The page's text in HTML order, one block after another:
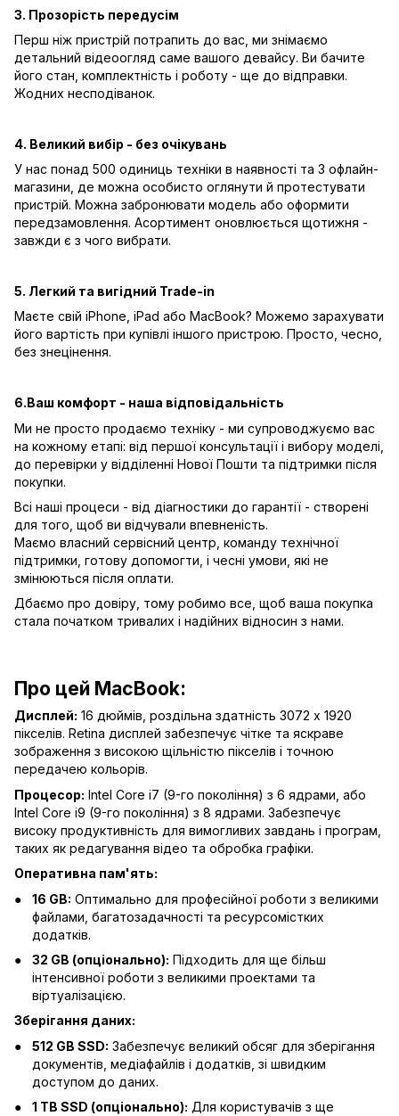
3. Прозорість передусім
Перш ніж пристрій потрапить до вас, ми знімаємо
детальний відеоогляд саме вашого девайсу. Ви бачите
його стан, комплектність і роботу - ще до відправки.
Жодних несподіванок.
4. Великий вибір - без очікувань
У нас понад 500 одиниць техніки в наявності та 3 офлайн-
магазини, де можна особисто оглянути й протестувати
пристрій. Можна забронювати модель або оформити
передзамовлення. Асортимент оновлюється щотижня -
завжди є з чого вибрати.
5. Легкий та вигідний Trade-in
Маєте свій iPhone, iPad або MacBook? Можемо зарахувати
його вартість при купівлі іншого пристрою. Просто, чесно,
без знецінення.
6.Ваш комфорт - наша відповідальність
Ми не просто продаємо техніку - ми супроводжуємо вас
на кожному етапі: від першої консультації і вибору моделі,
до перевірки у відділенні Нової Пошти та підтримки після
покупки.
Всі наші процеси - від діагностики до гарантії - створені
для того, щоб ви відчували впевненість.
Маємо власний сервісний центр, команду технічної
підтримки, готову допомогти, і чесні умови, які не
змінюються після оплати.
Дбаємо про довіру, тому робимо все, щоб ваша покупка
стала початком тривалих і надійних відносин з нами.
Про цей MacBook:
Дисплей: 16 дюймів, роздільна здатність 3072 x 1920
пікселів. Retina дисплей забезпечує чітке та яскраве
зображення з високою щільністю пікселів і точною
передачею кольорів.
Процесор: Intel Core i7 (9-го покоління) з 6 ядрами, або
Intel Core i9 (9-го покоління) з 8 ядрами. Забезпечує
високу продуктивність для вимогливих завдань і програм,
таких як редагування відео та обробка графіки.
Оперативна пам'ять:
16 GB: Оптимально для професійної роботи з великими
файлами, багатозадачності та ресурсомістких
додатків.
32 GB (опціонально): Підходить для ще більш
інтенсивної роботи з великими проектами та
віртуалізацією.
Зберігання даних:
512 GB SSD: Забезпечує великий обсяг для зберігання
документів, медіафайлів і додатків, зі швидким
доступом до даних.
1 TB SSD (опціонально): Для користувачів з ще